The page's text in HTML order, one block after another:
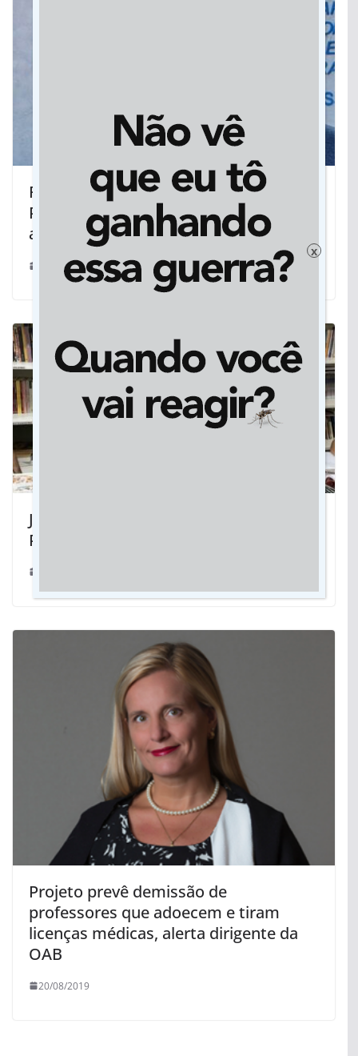
Rogério Yuri articula com Dnit e
Prefeitura, semáforo na BR 463 no
acesso Campo Dourado/4º Plano
26/03/2024
Jornada de professora e aluno da Rede
Pública de MS inspira o futuro
Projeto prevê demissão de
professores que adoecem e tiram
licenças médicas, alerta dirigente da
OAB
20/08/2019
x